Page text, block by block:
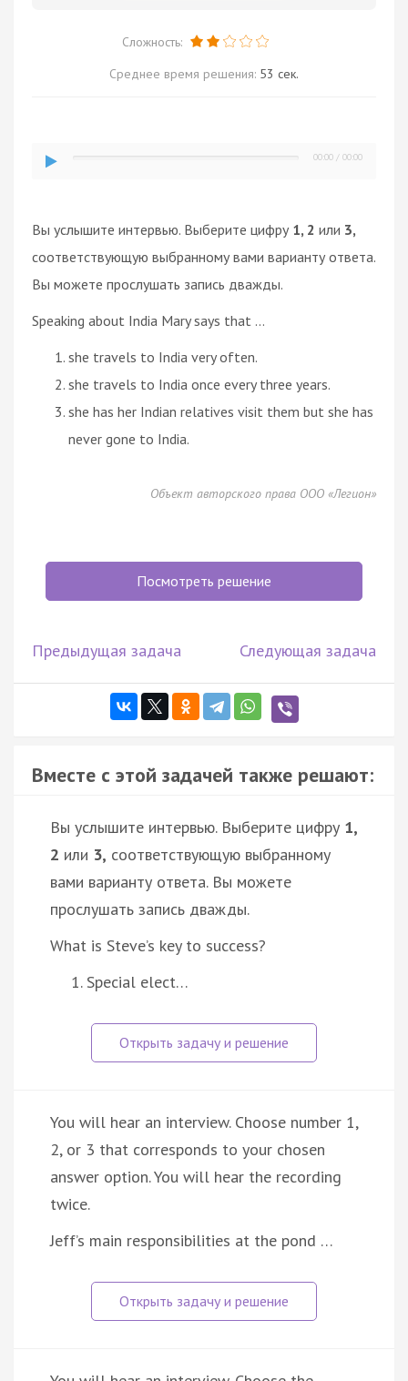
Сложность:
Среднее время решения: 53 сек.
00:00 / 00:00
Вы услышите интервью. Выберите цифру 1, 2 или 3,
соответствующую выбранному вами варианту ответа.
Вы можете прослушать запись дважды.
Speaking about India Mary says that ...
she travels to India very often.
she travels to India once every three years.
she has her Indian relatives visit them but she has
never gone to India.
Объект авторского права ООО «Легион»
Посмотреть решение
Предыдущая задача Следующая задача
Вместе с этой задачей также решают:
Вы услышите интервью. Выберите цифру 1,
2 или 3, соответствующую выбранному
вами варианту ответа. Вы можете
прослушать запись дважды.
What is Steve’s key to success?
Special elect…
You will hear an interview. Choose number 1,
2, or 3 that corresponds to your chosen
answer option. You will hear the recording
twice.
Jeff’s main responsibilities at the pond …